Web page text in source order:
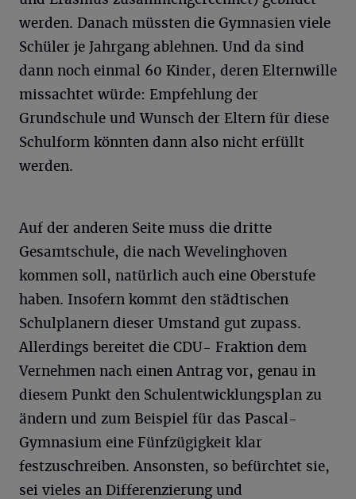
werden. Danach müssten die Gymnasien viele
Schüler je Jahrgang ablehnen. Und da sind
dann noch einmal 60 Kinder, deren Elternwille
missachtet würde: Empfehlung der
Grundschule und Wunsch der Eltern für diese
Schulform könnten dann also nicht erfüllt
werden.
Auf der anderen Seite muss die dritte
Gesamtschule, die nach Wevelinghoven
kommen soll, natürlich auch eine Oberstufe
haben. Insofern kommt den städtischen
Schulplanern dieser Umstand gut zupass.
Allerdings bereitet die CDU- Fraktion dem
Vernehmen nach einen Antrag vor, genau in
diesem Punkt den Schulentwicklungsplan zu
ändern und zum Beispiel für das Pascal-
Gymnasium eine Fünfzügigkeit klar
festzuschreiben. Ansonsten, so befürchtet sie,
sei vieles an Differenzierung und